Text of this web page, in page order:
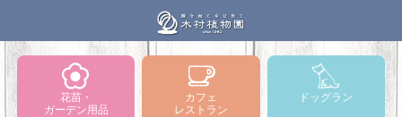
花苗・
ガーデン用品
カフェ
レストラン
ドッグラン